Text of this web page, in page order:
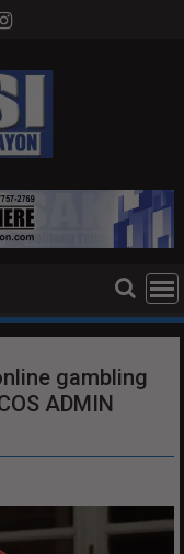
gambling
ADMIN